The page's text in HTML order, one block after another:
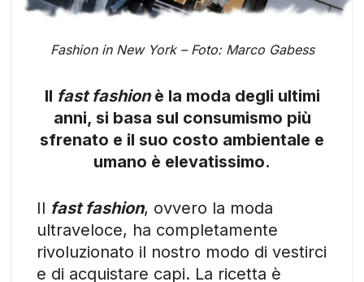
Fashion in New York – Foto: Marco Gabess
Il fast fashionè la moda degli ultimi
anni, si basa sul consumismo più
sfrenato e il suo costo ambientale e
umano è elevatissimo.
Il fast fashion, ovvero la moda
ultraveloce, ha completamente
rivoluzionato il nostro modo di vestirci
e di acquistare capi. La ricetta è